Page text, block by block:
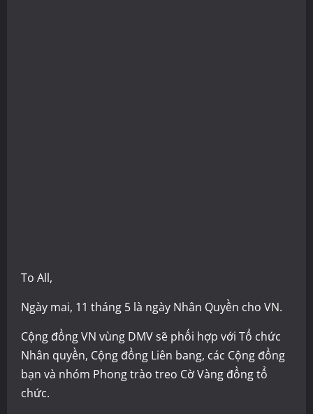
To All,
Ngày mai, 11 tháng 5 là ngày Nhân Quyền cho VN.
Cộng đồng VN vùng DMV sẽ phối hợp với Tổ chức
Nhân quyền, Cộng đồng Liên bang, các Cộng đồng
bạn và nhóm Phong trào treo Cờ Vàng đồng tổ
chức.